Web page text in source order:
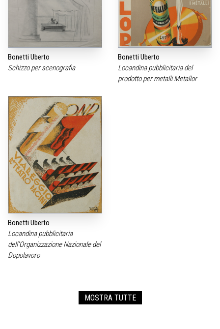
Bonetti Uberto
Schizzo per scenografia
Bonetti Uberto
Locandina pubblicitaria del
prodotto per metalli Metallor
Bonetti Uberto
Locandina pubblicitaria
dell'Organizzazione Nazionale del
Dopolavoro
MOSTRA TUTTE